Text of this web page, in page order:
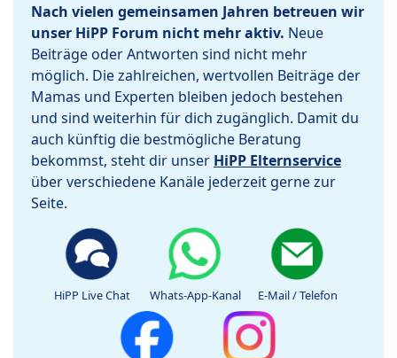
Nach vielen gemeinsamen Jahren betreuen wir
unser HiPP Forum nicht mehr aktiv. Neue
Beiträge oder Antworten sind nicht mehr
möglich. Die zahlreichen, wertvollen Beiträge der
Mamas und Experten bleiben jedoch bestehen
und sind weiterhin für dich zugänglich. Damit du
auch künftig die bestmögliche Beratung
bekommst, steht dir unser HiPP Elternservice
über verschiedene Kanäle jederzeit gerne zur
Seite.
HiPP Live Chat Whats-App-Kanal E-Mail / Telefon